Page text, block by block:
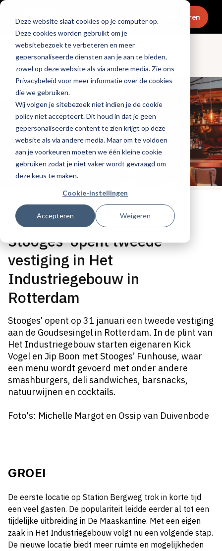
Deze website slaat cookies op je computer op.
Deze cookies worden gebruikt om je
websitebezoek te verbeteren en meer
gepersonaliseerde diensten aan je aan te bieden,
zowel op deze website als via andere media. Zie ons
Privacybeleid voor meer informatie over de cookies
die we gebruiken.
Wij volgen je sitebezoek niet indien je de cookie
policy niet accepteert. Dit houd in dat je geen
gepersonaliseerde content te zien krijgt op deze
website als via andere media. Maar om te voldoen
aan je voorkeuren moeten we één kleine cookie
gebruiken zodat je niet vaker wordt gevraagd om
deze keus te maken.
Cookie-instellingen
Accepteren Weigeren
Menu Abonneren
Openingen & design
Tags:nieuwe-zaken
Gepubliceerd op: 28 januari 2026
Stooges’ opent tweede
vestiging in Het
Industriegebouw in
Rotterdam
Stooges’ opent op 31 januari een tweede vestiging
aan de Goudsesingel in Rotterdam. In de plint van
Het Industriegebouw starten eigenaren Kick
Vogel en Jip Boon met Stooges’ Funhouse, waar
een menu wordt gevoerd met onder andere
smashburgers, deli sandwiches, barsnacks,
natuurwijnen en cocktails.
Foto's: Michelle Margot en Ossip van Duivenbode
GROEI
De eerste locatie op Station Bergweg trok in korte tijd
een veel gasten. De populariteit leidde eerder al tot een
tijdelijke uitbreiding in De Maaskantine. Met een eigen
zaak in Het Industriegebouw volgt nu een volgende stap.
De nieuwe locatie biedt meer ruimte en mogelijkheden